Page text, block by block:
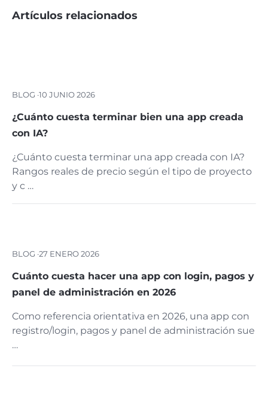
Artículos relacionados
BLOG ·10 JUNIO 2026
¿Cuánto cuesta terminar bien una app creada
con IA?
¿Cuánto cuesta terminar una app creada con IA?
Rangos reales de precio según el tipo de proyecto
y c …
BLOG ·27 ENERO 2026
Cuánto cuesta hacer una app con login, pagos y
panel de administración en 2026
Como referencia orientativa en 2026, una app con
registro/login, pagos y panel de administración sue
…